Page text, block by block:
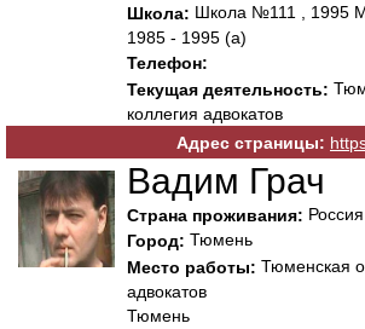
Школа: Школа №111 , 1995
1985 - 1995 (а)
Телефон:
Текущая деятельность:
коллегия адвокатов
Адрес страницы:
Вадим Грач
Страна проживания: Россия
Город: Тюмень
Место работы: Тюменская
адвокатов
Тюмень